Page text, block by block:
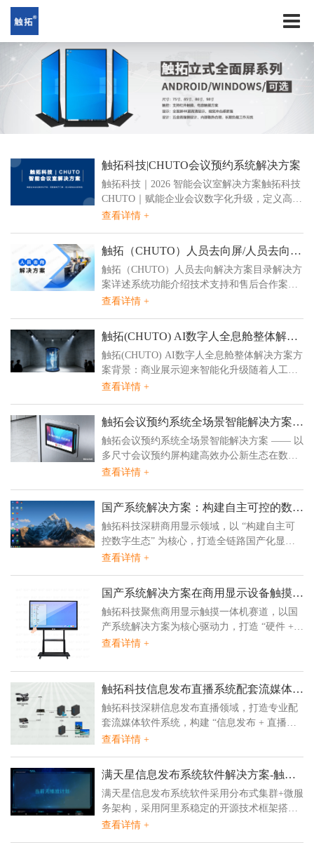
触拓科技|CHUTO会议预约系统解决方案 ​
触拓科技｜2026 智能会议室解决方案触拓科技
CHUTO｜赋能企业会议数字化升级，定义高效
会议新体验一、传统会议室痛点预约冲突、使
查看详情 +
触拓（CHUTO）人员去向屏/人员去向系
统解决方案 ​
触拓（CHUTO）人员去向解决方案目录解决方
案详述系统功能介绍技术支持和售后合作案例
01 解决方案详述本人员去向系统围绕企业人员
查看详情 +
触拓(CHUTO) AI数字人全息舱整体解决
方案
触拓(CHUTO) AI数字人全息舱整体解决方案方
案背景：商业展示迎来智能化升级随着人工智
能技术的快速发展和消费者体验需求的提升，
查看详情 +
触拓会议预约系统全场景智能解决方案
— 以多尺寸会议预约屏构建高效办公新
生态
触拓会议预约系统全场景智能解决方案 —— 以
多尺寸会议预约屏构建高效办公新生态在数字
化转型加速的当下，会议室作为企业协同办公
查看详情 +
国产系统解决方案：构建自主可控的数字
生态
触拓科技深耕商用显示领域，以 “构建自主可
控数字生态” 为核心，打造全链路国产化显示
解决方案。依托自主研发的国产系统适配技
作系统的深度兼容，覆盖政企会议室、零售智
慧屏、医疗示教屏、工业控制屏等多元场景，
有效规避外部技术依赖风险，保障数据传输与
运行安全。​ 方案融合信创产业标准，......
查看详情 +
国产系统解决方案在商用显示设备触摸一
体机中的应用
触拓科技聚焦商用显示触摸一体机赛道，以国
产系统解决方案为核心驱动力，打造 “硬件 +
系统 + 服务” 一体化产品体系。依托自主研发
麟、统信等国产操作系统的深度融合，同时兼
容国产芯片方案，从底层保障设备运行自主可
全防线。​ 产品覆盖多元应用......
查看详情 +
触拓科技信息发布直播系统配套流媒体软
件系统介绍
触拓科技深耕信息发布直播领域，打造专业配
套流媒体软件系统，构建 “信息发布 + 直播推
流 + 软件管理” 一体化解决方案，是政企、零
商。该流媒体软件系统具备低延迟传输技术，
支持 4K 高清直播推流，可与触拓信息发布直
播硬件深度协同，同时兼容麒麟、统信等国产
操作系统及主流国产芯片，......
查看详情 +
满天星信息发布系统软件解决方案-触拓
科技
满天星信息发布系统软件采用分布式集群+微服
务架构，采用阿里系稳定的开源技术框架搭建
以保证基础服务稳健高效运行，服务能力可根
查看详情 +